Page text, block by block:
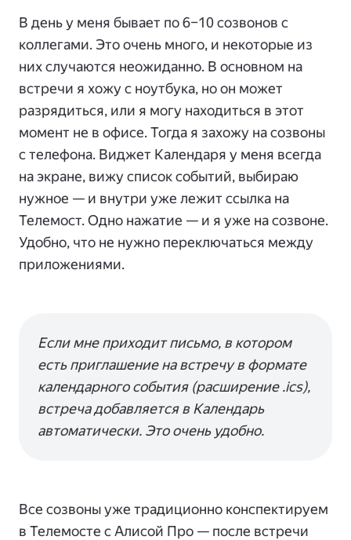
В день у меня бывает по 6–10 созвонов с
коллегами. Это очень много, и некоторые из
них случаются неожиданно. В основном на
встречи я хожу с ноутбука, но он может
разрядиться, или я могу находиться в этот
момент не в офисе. Тогда я захожу на созвоны
с телефона. Виджет Календаря у меня всегда
на экране, вижу список событий, выбираю
нужное — и внутри уже лежит ссылка на
Телемост. Одно нажатие — и я уже на созвоне.
Удобно, что не нужно переключаться между
приложениями.
Если мне приходит письмо, в котором
есть приглашение на встречу в формате
календарного события (расширение .ics),
встреча добавляется в Календарь
автоматически. Это очень удобно.
Все созвоны уже традиционно конспектируем
в Телемосте с Алисой Про — после встречи